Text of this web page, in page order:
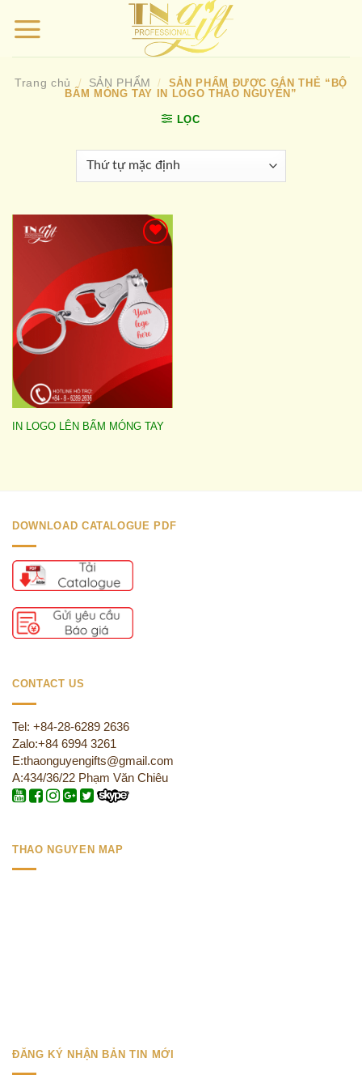
qua
Trang chủ / SẢN PHẨM /
SẢN PHẨM ĐƯỢC GẮN THẺ “BỘ
BẤM MÓNG TAY IN LOGO THẢO NGUYÊN”
LỌC
wishlist
IN LOGO LÊN BẤM MÓNG TAY
DOWNLOAD CATALOGUE PDF
CONTACT US
Tel: +84-28-6289 2636
Zalo:+84 6994 3261
E:thaonguyengifts@gmail.com
A:434/36/22 Phạm Văn Chiêu
THAO NGUYEN MAP
ĐĂNG KÝ NHẬN BẢN TIN MỚI